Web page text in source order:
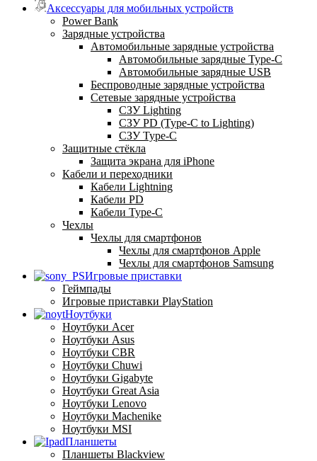
Аксессуары для мобильных устройств
Power Bank
Зарядные устройства
Автомобильные зарядные устройства
Автомобильные зарядные Type-C
Автомобильные зарядные USB
Беспроводные зарядные устройства
Сетевые зарядные устройства
СЗУ Lighting
СЗУ PD (Type-C to Lighting)
СЗУ Type-C
Защитные стёкла
Защита экрана для iPhone
Кабели и переходники
Кабели Lightning
Кабели PD
Кабели Type-C
Чехлы
Чехлы для смартфонов
Чехлы для смартфонов Apple
Чехлы для смартфонов Samsung
Игровые приставки
Геймпады
Игровые приставки PlayStation
Ноутбуки
Ноутбуки Acer
Ноутбуки Asus
Ноутбуки CBR
Ноутбуки Chuwi
Ноутбуки Gigabyte
Ноутбуки Great Asia
Ноутбуки Lenovo
Ноутбуки Machenike
Ноутбуки MSI
Планшеты
Планшеты Blackview